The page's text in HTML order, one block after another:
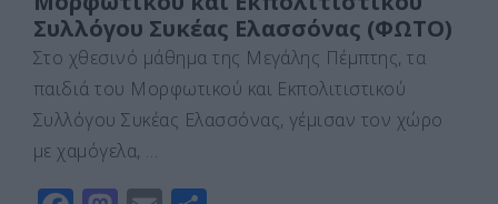
Συλλόγου Συκέας Ελασσόνας (ΦΩΤΟ)
Στο χθεσινό μάθημα της Μεγάλης Πέμπτης, τα
παιδιά του Μορφωτικού και Εκπολιτιστικού
Συλλόγου Συκέας Ελασσόνας, γέμισαν τον χώρο
με χαμόγελα, …